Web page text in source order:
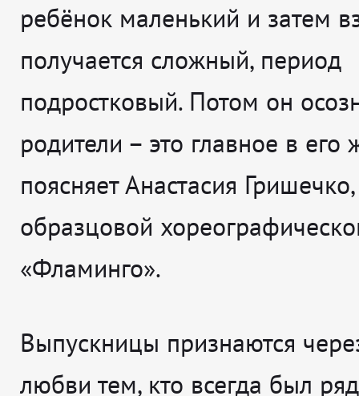
ребёнок маленький и затем
получается сложный, период
подростковый. Потом он
родители – это главное в его
поясняетАнастасия Гришечко,
образцовой
«Фламинго».
Выпускницы признаются
любви тем, кто всегда был